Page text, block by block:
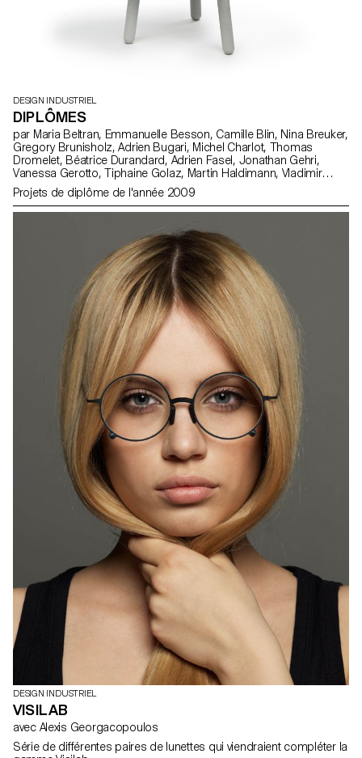
DESIGN INDUSTRIEL
DIPLÔMES
par Maria Beltran, Emmanuelle Besson, Camille Blin, Nina Breuker,
Gregory Brunisholz, Adrien Bugari, Michel Charlot, Thomas
Dromelet, Béatrice Durandard, Adrien Fasel, Jonathan Gehri,
Vanessa Gerotto, Tiphaine Golaz, Martin Haldimann, Vladimir
Jaccard, Michal Korolec, Laure Krayenbühl, Simon Lécureux,
Emmanuel Mbessé, Lisa Ochsenbein, Valérie Pache, Sofya Angel
Penedo, Julien Renault, Julien Rosina, Delphine Rumo, Valérie
Projets de diplôme de l'année 2009
DESIGN INDUSTRIEL
VISILAB
avec Alexis Georgacopoulos
Série de différentes paires de lunettes qui viendraient compléter la